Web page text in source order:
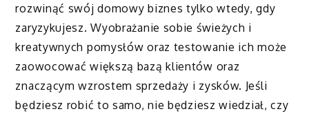
rozwinąć swój domowy biznes tylko wtedy, gdy
zaryzykujesz. Wyobrażanie sobie świeżych i
kreatywnych pomysłów oraz testowanie ich może
zaowocować większą bazą klientów oraz
znaczącym wzrostem sprzedaży i zysków. Jeśli
będziesz robić to samo, nie będziesz wiedział, czy